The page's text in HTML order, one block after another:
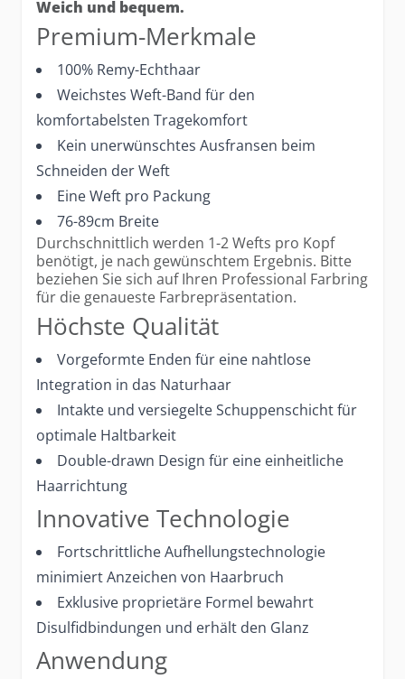
Weich und bequem.
Premium-Merkmale
100% Remy-Echthaar
Weichstes Weft-Band für den
komfortabelsten Tragekomfort
Kein unerwünschtes Ausfransen beim
Schneiden der Weft
Eine Weft pro Packung
76-89cm Breite
Durchschnittlich werden 1-2 Wefts pro Kopf
benötigt, je nach gewünschtem Ergebnis. Bitte
beziehen Sie sich auf Ihren Professional Farbring
für die genaueste Farbrepräsentation.
Höchste Qualität
Vorgeformte Enden für eine nahtlose
Integration in das Naturhaar
Intakte und versiegelte Schuppenschicht für
optimale Haltbarkeit
Double-drawn Design für eine einheitliche
Haarrichtung
Innovative Technologie
Fortschrittliche Aufhellungstechnologie
minimiert Anzeichen von Haarbruch
Exklusive proprietäre Formel bewahrt
Disulfidbindungen und erhält den Glanz
Anwendung